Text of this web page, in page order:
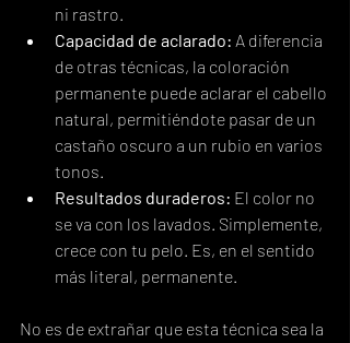
ni rastro.
Capacidad de aclarado: A diferencia
de otras técnicas, la coloración
permanente puede aclarar el cabello
natural, permitiéndote pasar de un
castaño oscuro a un rubio en varios
tonos.
Resultados duraderos: El color no
se va con los lavados. Simplemente,
crece con tu pelo. Es, en el sentido
más literal, permanente.
No es de extrañar que esta técnica sea la